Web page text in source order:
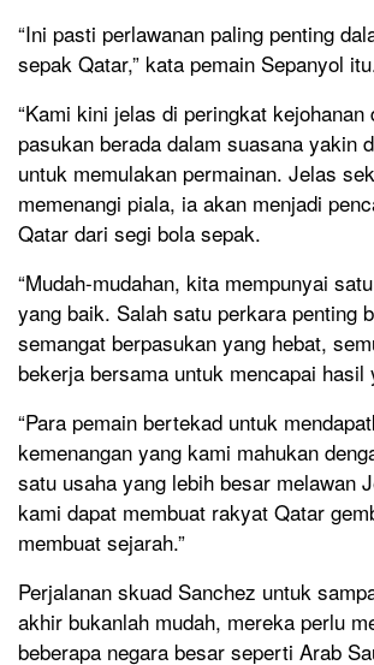
“Ini pasti perlawanan paling penting
sepak Qatar,” kata pemain Sepanyol
“Kami kini jelas di peringkat kejohanan
pasukan berada dalam suasana yakin
untuk memulakan permainan. Jelas
memenangi piala, ia akan menjadi
Qatar dari segi bola sepak.
“Mudah-mudahan, kita mempunyai
yang baik. Salah satu perkara penting
semangat berpasukan yang hebat,
bekerja bersama untuk mencapai hasil
“Para pemain bertekad untuk
kemenangan yang kami mahukan
satu usaha yang lebih besar melawan
kami dapat membuat rakyat Qatar
membuat sejarah.”
Perjalanan skuad Sanchez untuk
akhir bukanlah mudah, mereka perlu
beberapa negara besar seperti Arab